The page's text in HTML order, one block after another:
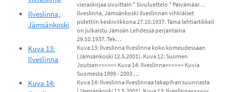
vieraskirjaa sivuittain * Sivuluettelo * Päivämäär…
Ilveslinna,
Jämsänkoski
Ilveslinna, Jämsänkoski Ilveslinnan vihkiäiset
pidettiin keskiviikkona 27.10.1937. Tämä lehtiartikkeli
on julkaistu Jämsän Lehdessä perjantaina
29.10.1937. Tek…
Kuva 13:
Ilveslinna
Kuva 13: Ilveslinna Ilveslinna koko komeudessaan
(Jämsänkoski 12.5.2001). Kuva 12: Suomen
Joutsen<<<<<< Kuva 14: Ilveslinna>>>>>> Kuvia
Suomesta 1999 - 2003 …
Kuva 14:
Kuva 14: Ilveslinna Ilveslinnaa takapihan suunnasta